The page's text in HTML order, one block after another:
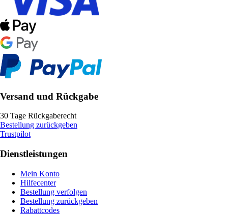
Versand und Rückgabe
30 Tage Rückgaberecht
Bestellung zurückgeben
Trustpilot
Dienstleistungen
Mein Konto
Hilfecenter
Bestellung verfolgen
Bestellung zurückgeben
Rabattcodes